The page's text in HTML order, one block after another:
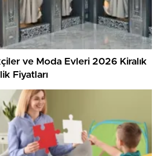
ve Moda Evleri 2026 Kiralık
Fiyatları